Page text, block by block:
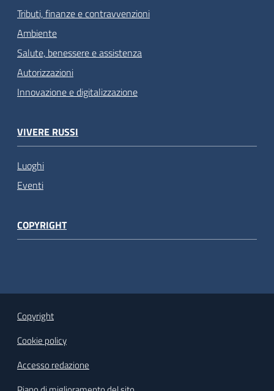
Tributi, finanze e contravvenzioni
Ambiente
Salute, benessere e assistenza
Autorizzazioni
Innovazione e digitalizzazione
VIVERE RUSSI
Luoghi
Eventi
COPYRIGHT
Copyright
Cookie policy
Accesso redazione